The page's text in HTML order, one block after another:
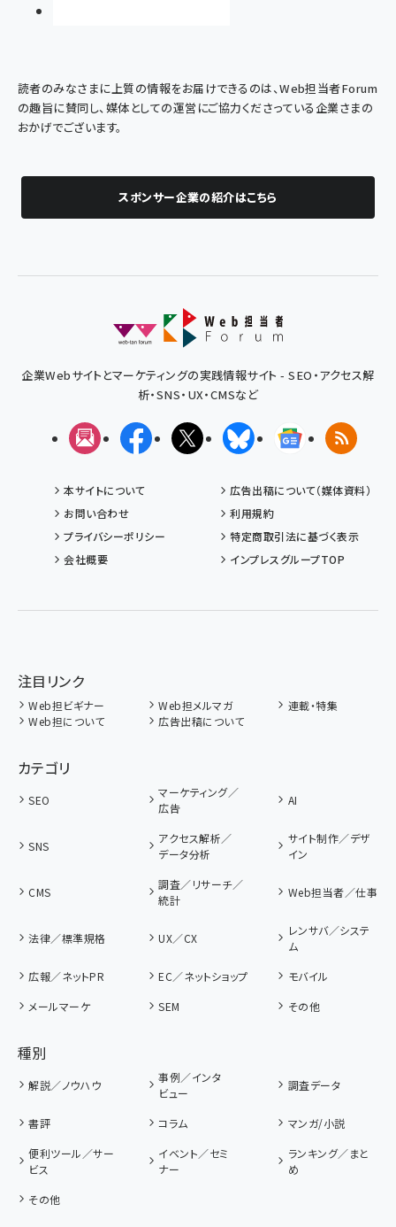
読者のみなさまに上質の情報をお届けできるのは、Web担当者Forum
の趣旨に賛同し、媒体としての運営にご協力くださっている企業さまの
おかげでございます。
スポンサー企業の紹介はこちら
企業Webサイトとマーケティングの実践情報サイト - SEO・アクセス解
析・SNS・UX・CMSなど
メルマガFacebookX(エックス)BlueskyGoogleニュ
RSS
本サイトについて
広告出稿について（媒体資料）
お問い合わせ
利用規約
プライバシーポリシー
特定商取引法に基づく表示
会社概要
インプレスグループTOP
注目リンク
Web担ビギナー Web担メルマガ
連載・特集
Web担について
広告出稿について
カテゴリ
SEO
マーケティング／
広告
AI
SNS
アクセス解析／
データ分析
サイト制作／デザ
イン
CMS
調査／リサーチ／
統計
Web担当者／仕事
法律／標準規格 UX／CX
レンサバ／システ
ム
広報／ネットPR
EC／ネットショップ
モバイル
メールマーケ
SEM その他
種別
解説／ノウハウ
事例／インタ
ビュー
調査データ
書評 コラム
マンガ/小説
便利ツール／サー
ビス
イベント／セミ
ナー
ランキング／まと
め
その他